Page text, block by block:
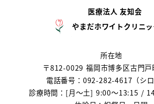
医療法人 友知会
やまだホワイトクリニ
所在地
〒812-0029 福岡市博多区古門
電話番号：092-282-4617（シロ
診療時間：[月～土] 9:00～13:15 /